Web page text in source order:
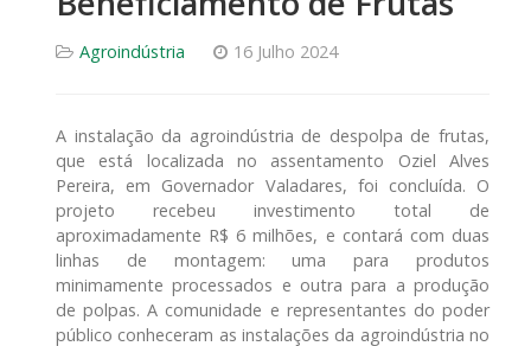
Agroindústria 16 Julho 2024
A instalação da agroindústria de despolpa de frutas,
que está localizada no assentamento Oziel Alves
Pereira, em Governador Valadares, foi concluída. O
projeto recebeu investimento total de
aproximadamente R$ 6 milhões, e contará com duas
linhas de montagem: uma para produtos
minimamente processados e outra para a produção
de polpas. A comunidade e representantes do poder
público conheceram as instalações da agroindústria no